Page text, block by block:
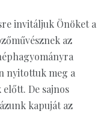
invitáljuk Önöket a
az
nyitottuk meg a
De sajnos
kapuját az